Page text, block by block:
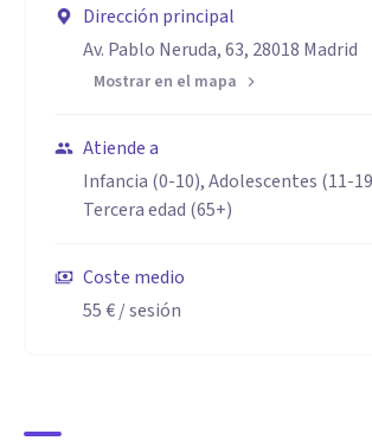
Dirección principal
Av. Pablo Neruda, 63, 28018 Madrid
Mostrar en el mapa
Atiende a
Infancia (0-10), Adolescentes (11-
Tercera edad (65+)
Coste medio
55 €/ sesión